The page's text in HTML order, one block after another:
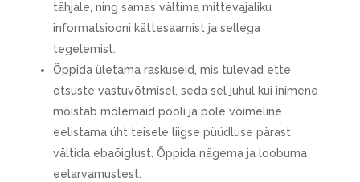
tähjale, ning samas vältima mittevajaliku
informatsiooni kättesaamist ja sellega
tegelemist.
Õppida ületama raskuseid, mis tulevad ette
otsuste vastuvõtmisel, seda sel juhul kui inimene
mõistab mõlemaid pooli ja pole võimeline
eelistama üht teisele liigse püüdluse pärast
vältida ebaõiglust. Õppida nägema ja loobuma
eelarvamustest.